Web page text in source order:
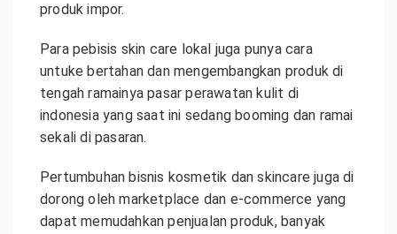
produk impor.
Para pebisis skin care lokal juga punya cara
untuke bertahan dan mengembangkan produk di
tengah ramainya pasar perawatan kulit di
indonesia yang saat ini sedang booming dan ramai
sekali di pasaran.
Pertumbuhan bisnis kosmetik dan skincare juga di
dorong oleh marketplace dan e-commerce yang
dapat memudahkan penjualan produk, banyak